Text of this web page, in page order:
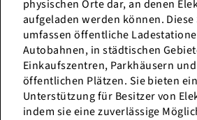
physischen Orte dar, an denen
aufgeladen werden können.
umfassen öffentliche
Autobahnen, in städtischen
Einkaufszentren, Parkhäusern
öffentlichen Plätzen. Sie bieten
Unterstützung für Besitzer von
indem sie eine zuverlässige